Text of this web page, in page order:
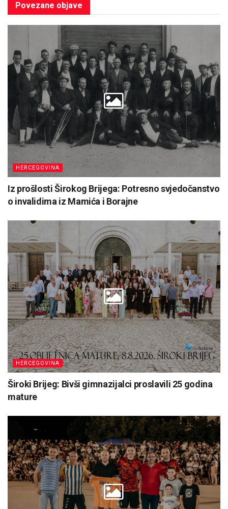
Povezane objave
HERCEGOVINA
Iz prošlosti Širokog Brijega: Potresno svjedočanstvo
o invalidima iz Mamića i Borajne
HERCEGOVINA
Široki Brijeg: Bivši gimnazijalci proslavili 25 godina
mature